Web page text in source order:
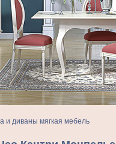
и диваны мягкая мебель